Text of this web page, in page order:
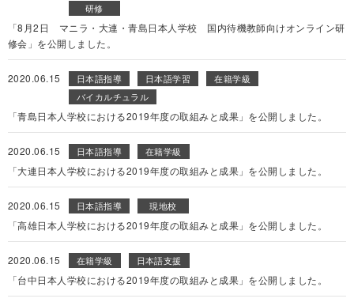
研修
「8月2日 マニラ・大連・青島日本人学校 国内待機教師向けオンライン研
修会」を公開しました。
2020.06.15 日本語指導 日本語学習
在籍学級
バイカルチュラル
「青島日本人学校における2019年度の取組みと成果」を公開しました。
2020.06.15 日本語指導 在籍学級
「大連日本人学校における2019年度の取組みと成果」を公開しました。
2020.06.15 日本語指導 現地校
「高雄日本人学校における2019年度の取組みと成果」を公開しました。
2020.06.15 在籍学級 日本語支援
「台中日本人学校における2019年度の取組みと成果」を公開しました。